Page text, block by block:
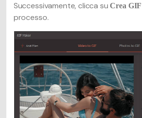
Successivamente, clicca suCrea GIF
processo.